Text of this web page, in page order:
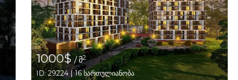
1000$/ მ2
ID: 29224 | 16 სართულიანობა